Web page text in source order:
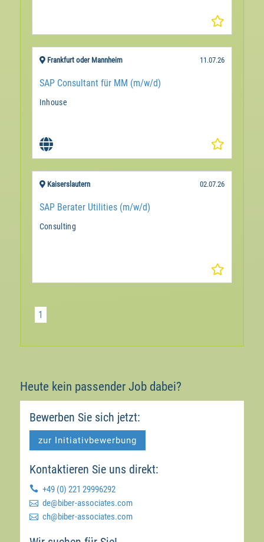
Heute kein passender Job dabei?
Bewerben Sie sich jetzt:
zur Initiativbewerbung
Kontaktieren Sie uns direkt:
 +49 (0) 221 29996292
 moc.setaicossa-rebib@ed
 moc.setaicossa-rebib@hc
Frankfurt oder Mannheim 11.07.26
SAP Consultant für MM (m/w/d)
Inhouse
Kaiserslautern 02.07.26
SAP Berater Utilities (m/w/d)
Consulting
1